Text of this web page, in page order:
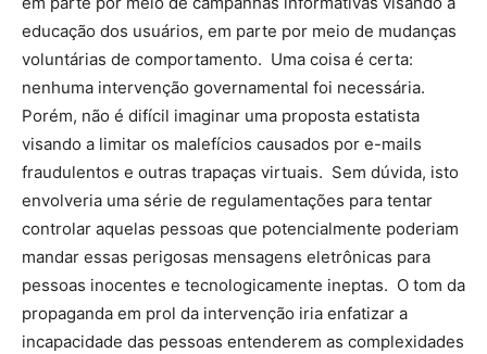
educação dos usuários, em parte por meio de mudanças
voluntárias de comportamento. Uma coisa é certa:
nenhuma intervenção governamental foi necessária.
Porém, não é difícil imaginar uma proposta estatista
visando a limitar os malefícios causados por e-mails
fraudulentos e outras trapaças virtuais. Sem dúvida, isto
envolveria uma série de regulamentações para tentar
controlar aquelas pessoas que potencialmente poderiam
mandar essas perigosas mensagens eletrônicas para
pessoas inocentes e tecnologicamente ineptas. O tom da
propaganda em prol da intervenção iria enfatizar a
incapacidade das pessoas entenderem as complexidades